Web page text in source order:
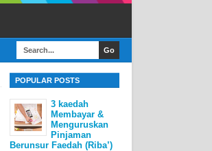
POPULAR POSTS
3 kaedah
Membayar &
Menguruskan
Pinjaman
Berunsur Faedah (Riba’)